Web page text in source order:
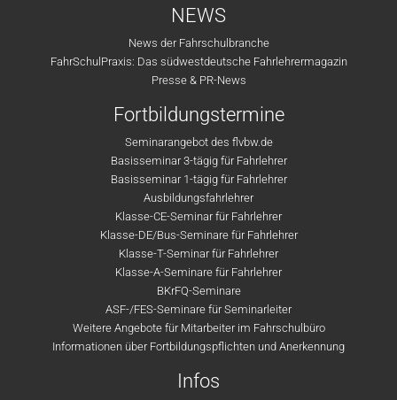
NEWS
News der Fahrschulbranche
FahrSchulPraxis: Das südwestdeutsche Fahrlehrermagazin
Presse & PR-News
Fortbildungstermine
Seminarangebot des flvbw.de
Basisseminar 3-tägig für Fahrlehrer
Basisseminar 1-tägig für Fahrlehrer
Ausbildungsfahrlehrer
Klasse-CE-Seminar für Fahrlehrer
Klasse-DE/Bus-Seminare für Fahrlehrer
Klasse-T-Seminar für Fahrlehrer
Klasse-A-Seminare für Fahrlehrer
BKrFQ-Seminare
ASF-/FES-Seminare für Seminarleiter
Weitere Angebote für Mitarbeiter im Fahrschulbüro
Informationen über Fortbildungspflichten und Anerkennung
Infos